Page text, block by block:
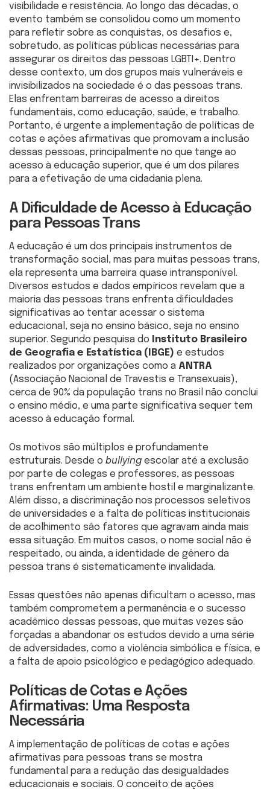
visibilidade e resistência. Ao longo das décadas, o
evento também se consolidou como um momento
para refletir sobre as conquistas, os desafios e,
sobretudo, as políticas públicas necessárias para
assegurar os direitos das pessoas LGBTI+. Dentro
desse contexto, um dos grupos mais vulneráveis e
invisibilizados na sociedade é o das pessoas trans.
Elas enfrentam barreiras de acesso a direitos
fundamentais, como educação, saúde, e trabalho.
Portanto, é urgente a implementação de políticas de
cotas e ações afirmativas que promovam a inclusão
dessas pessoas, principalmente no que tange ao
acesso à educação superior, que é um dos pilares
para a efetivação de uma cidadania plena.
A Dificuldade de Acesso à Educação
para Pessoas Trans
A educação é um dos principais instrumentos de
transformação social, mas para muitas pessoas trans,
ela representa uma barreira quase intransponível.
Diversos estudos e dados empíricos revelam que a
maioria das pessoas trans enfrenta dificuldades
significativas ao tentar acessar o sistema
educacional, seja no ensino básico, seja no ensino
superior. Segundo pesquisa do
Instituto Brasileiro
de Geografia e Estatística (IBGE) e estudos
realizados por organizações como a ANTRA
(Associação Nacional de Travestis e Transexuais),
cerca de 90% da população trans no Brasil não conclui
o ensino médio, e uma parte significativa sequer tem
acesso à educação formal.
Os motivos são múltiplos e profundamente
estruturais. Desde o bullying escolar até a exclusão
por parte de colegas e professores, as pessoas
trans enfrentam um ambiente hostil e marginalizante.
Além disso, a discriminação nos processos seletivos
de universidades e a falta de políticas institucionais
de acolhimento são fatores que agravam ainda mais
essa situação. Em muitos casos, o nome social não é
respeitado, ou ainda, a identidade de gênero da
pessoa trans é sistematicamente invalidada.
Essas questões não apenas dificultam o acesso, mas
também comprometem a permanência e o sucesso
acadêmico dessas pessoas, que muitas vezes são
forçadas a abandonar os estudos devido a uma série
de adversidades, como a violência simbólica e física, e
a falta de apoio psicológico e pedagógico adequado.
Políticas de Cotas e Ações
Afirmativas: Uma Resposta
Necessária
A implementação de políticas de cotas e ações
afirmativas para pessoas trans se mostra
fundamental para a redução das desigualdades
educacionais e sociais. O conceito de ações